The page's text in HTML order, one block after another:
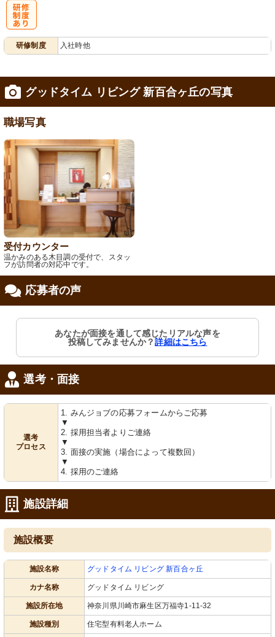
研修制度 入社時他
グッドタイム リビング 新百合ヶ丘の写真
職場写真
受付カウンター
温かみのある木目調の受付で、スタッ
フが訪問者の対応中です。
応募者の声
あなたが面接を通して感じたリアルな声を
投稿してみませんか？詳細はこちら
選考・面接
選考
プロセス
1. みんジョブの応募フォームからご応募
▼
2. 採用担当者よりご連絡
▼
3. 面接の実施（場合によって複数回）
▼
4. 採用のご連絡
施設詳細
施設概要
施設名称 グッドタイム リビング 新百合ヶ丘
カナ名称 グッドタイム リビング
施設所在地 神奈川県川崎市麻生区万福寺1-11-32
施設種別 住宅型有料老人ホーム